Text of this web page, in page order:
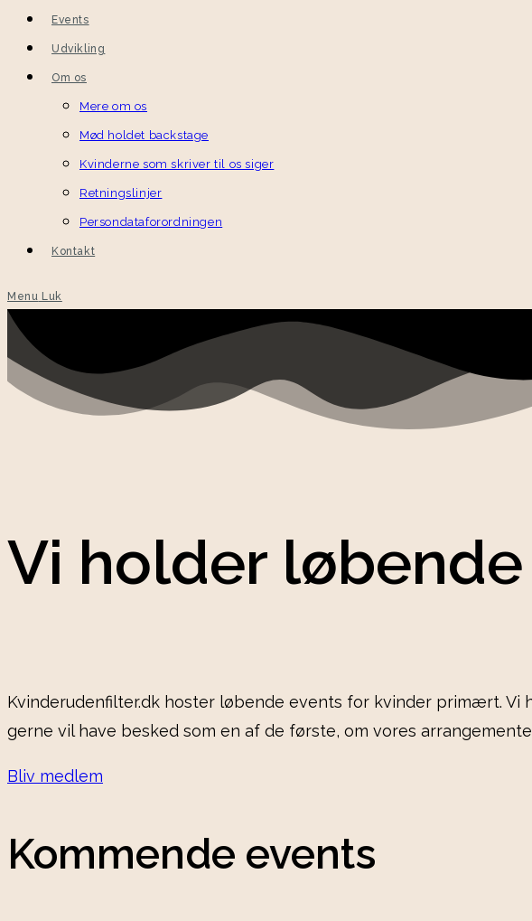
Events
Udvikling
Om os
Mere om os
Mød holdet backstage
Kvinderne som skriver til os siger
Retningslinjer
Persondataforordningen
Kontakt
Menu Luk
Vi holder
Kvinderudenfilter.dk hoster løbende events for kvinder primært.
gerne vil have besked som en af de første, om vores
Bliv medlem
Kommende events